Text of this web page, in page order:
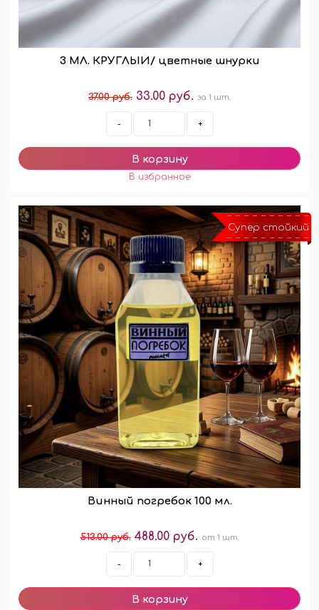
3 МЛ. КРУГЛЫЙ/ цветные шнурки
37.00 руб. 33.00 руб. за 1 шт.
- +
Супер стойкий
Винный погребок 100 мл.
513.00 руб. 488.00 руб. от 1 шт.
- +